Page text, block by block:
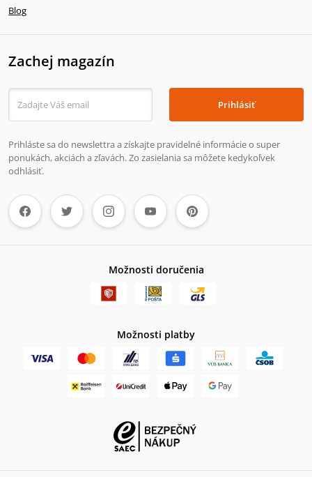
Blog
Zachej magazín
Prihlásiť
Prihláste sa do newslettra a získajte pravidelné informácie o super
ponukách, akciách a zľavách. Zo zasielania sa môžete kedykoľvek
odhlásiť.
Možnosti doručenia
Možnosti platby